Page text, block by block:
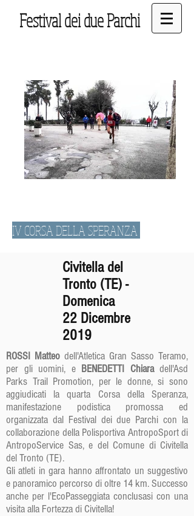
Festival dei due Parchi
IV CORSA DELLA SPERANZA
Civitella del
Tronto (TE) -
Domenica
22 Dicembre
2019
ROSSI Matteo dell'Atletica Gran Sasso Teramo,
per gli uomini, e BENEDETTI Chiaradell'Asd
Parks Trail Promotion, per le donne, si sono
aggiudicati la quarta Corsa della Speranza,
manifestazione podistica promossa ed
organizzata dal Festival dei due Parchi con la
collaborazione della Polisportiva AntropoSport di
AntropoService Sas, e del Comune di Civitella
del Tronto (TE).
Gli atleti in gara hanno affrontato un suggestivo
e panoramico percorso di oltre 14 km. Successo
anche per l'EcoPasseggiata conclusasi con una
visita alla Fortezza di Civitella!